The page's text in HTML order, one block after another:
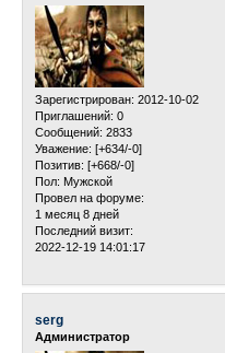
Зарегистрирован: 2012-10-02
Приглашений: 0
Сообщений: 2833
Уважение: [+634/-0]
Позитив: [+668/-0]
Пол: Мужской
Провел на форуме:
1 месяц 8 дней
Последний визит:
2022-12-19 14:01:17
serg
Администратор